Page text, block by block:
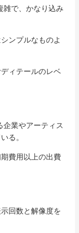
雑で、かなり込み
ンプルなものよ
ィテールのレベ
企業やアーティス
る。
費用以上の出費
回数と解像度を